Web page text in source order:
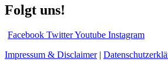
Folgt uns!
Facebook TwitterYoutube Instagram
Impressum & Disclaimer|